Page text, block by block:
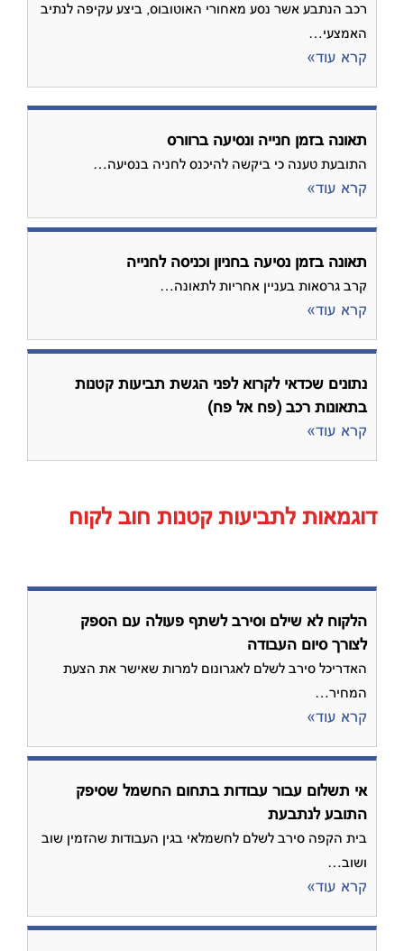
רכב הנתבע אשר נסע מאחורי האוטובוס, ביצע עקיפה לנתיב
האמצעי…
קרא עוד»
תאונה בזמן חנייה ונסיעה ברוורס
התובעת טענה כי ביקשה להיכנס לחניה בנסיעה…
קרא עוד»
תאונה בזמן נסיעה בחניון וכניסה לחנייה
קרב גרסאות בעניין אחריות לתאונה…
קרא עוד»
נתונים שכדאי לקרוא לפני הגשת תביעות קטנות
בתאונות רכב (פח אל פח)
קרא עוד»
דוגמאות לתביעות קטנות חוב לקוח
הלקוח לא שילם וסירב לשתף פעולה עם הספק
לצורך סיום העבודה
האדריכל סירב לשלם לאגרונום למרות שאישר את הצעת
המחיר…
קרא עוד»
אי תשלום עבור עבודות בתחום החשמל שסיפק
התובע לנתבעת
בית הקפה סירב לשלם לחשמלאי בגין העבודות שהזמין שוב
ושוב…
קרא עוד»